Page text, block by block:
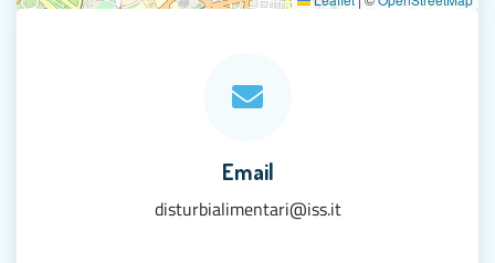
Email
disturbialimentari@iss.it